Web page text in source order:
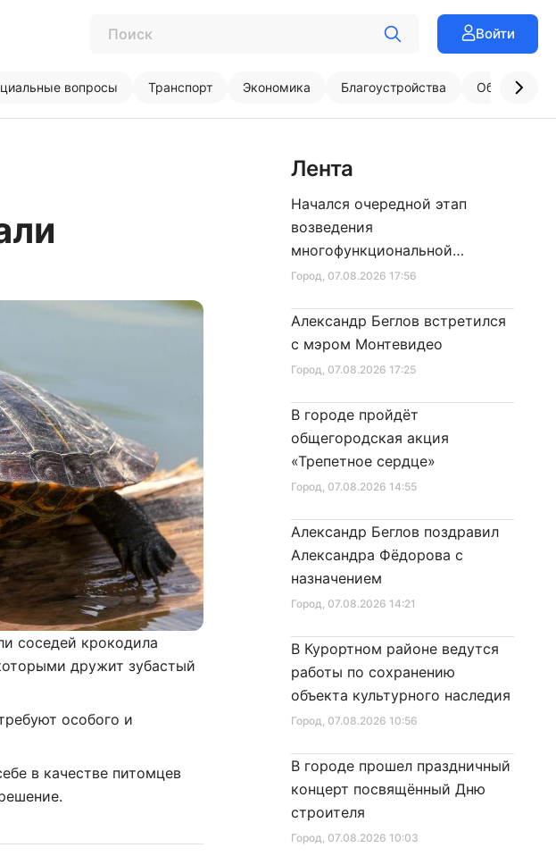
Войти
вопросы Транспорт Экономика Благоустройства
соседей крокодила
дружит зубастый
особого и
в качестве питомцев
Лента
Город, 07.08.2026 17:56
Начался очередной этап
возведения
многофункциональной
площадки центра спорта
Город, 07.08.2026 17:25
Александр Беглов встретился
с мэром Монтевидео
Город, 07.08.2026 14:55
В городе пройдёт
общегородская акция
«Трепетное сердце»
Город, 07.08.2026 14:21
Александр Беглов поздравил
Александра Фёдорова с
назначением
Город, 07.08.2026 10:56
В Курортном районе ведутся
работы по сохранению
объекта культурного наследия
Город, 07.08.2026 10:03
В городе прошел праздничный
концерт посвящённый Дню
строителя